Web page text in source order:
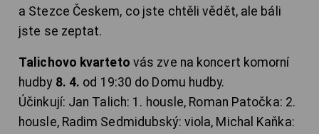
a Stezce Českem, co jste chtěli vědět, ale báli
jste se zeptat.
Talichovo kvarteto vás zve na koncert komorní
hudby 8. 4. od 19:30 do Domu hudby.
Účinkují: Jan Talich: 1. housle, Roman Patočka: 2.
housle, Radim Sedmidubský: viola, Michal Kaňka: